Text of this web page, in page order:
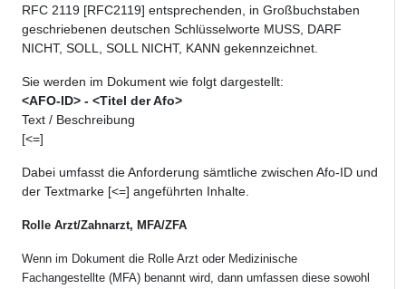
RFC 2119 [RFC2119] entsprechenden, in Großbuchstaben
geschriebenen deutschen Schlüsselworte MUSS, DARF
NICHT, SOLL, SOLL NICHT, KANN gekennzeichnet.
Sie werden im Dokument wie folgt dargestellt:
<AFO-ID> - <Titel der Afo>
Text / Beschreibung
[<=]
Dabei umfasst die Anforderung sämtliche zwischen Afo-ID und
der Textmarke [<=] angeführten Inhalte.
Rolle Arzt/Zahnarzt, MFA/ZFA
Wenn im Dokument die Rolle Arzt oder Medizinische
Fachangestellte (MFA) benannt wird, dann umfassen diese sowohl